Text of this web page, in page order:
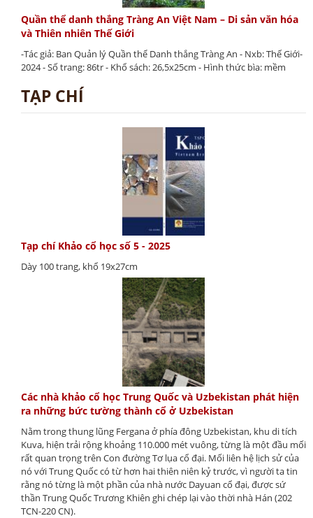
Quần thể danh thắng Tràng An Việt Nam – Di sản văn hóa
và Thiên nhiên Thế Giới
-Tác giả: Ban Quản lý Quần thể Danh thắng Tràng An - Nxb: Thế Giới-
2024 - Số trang: 86tr - Khổ sách: 26,5x25cm - Hình thức bìa: mềm
TẠP CHÍ
Tạp chí Khảo cổ học số 5 - 2025
Dày 100 trang, khổ 19x27cm
Các nhà khảo cổ học Trung Quốc và Uzbekistan phát hiện
ra những bức tường thành cổ ở Uzbekistan
Nằm trong thung lũng Fergana ở phía đông Uzbekistan, khu di tích
Kuva, hiện trải rộng khoảng 110.000 mét vuông, từng là một đầu mối
rất quan trọng trên Con đường Tơ lụa cổ đại. Mối liên hệ lịch sử của
nó với Trung Quốc có từ hơn hai thiên niên kỷ trước, vì người ta tin
rằng nó từng là một phần của nhà nước Dayuan cổ đại, được sứ
thần Trung Quốc Trương Khiên ghi chép lại vào thời nhà Hán (202
TCN-220 CN).